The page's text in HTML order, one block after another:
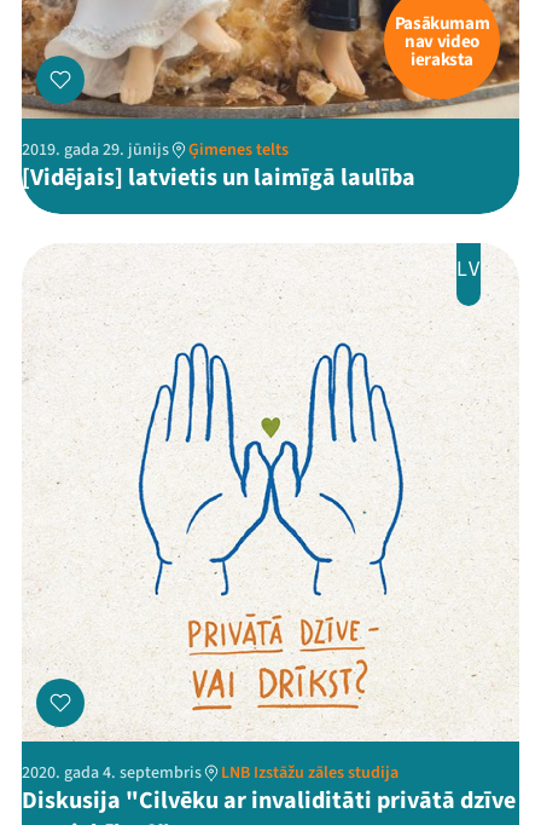
Pasākumam
nav video
ieraksta
2019. gada 29. jūnijs Ģimenes telts
[Vidējais] latvietis un laimīgā laulība
LV
2020. gada 4. septembris LNB Izstāžu zāles studija
Diskusija "Cilvēku ar invaliditāti privātā dzīve